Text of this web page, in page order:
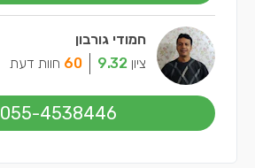
חמודי גורבון
ציון 9.32
60 חוות דעת
055-4538446